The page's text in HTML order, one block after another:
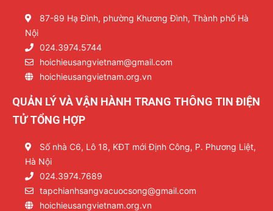
87-89 Hạ Đình, phường Khương Đình, Thành phố Hà
Nội
024.3974.5744
hoichieusangvietnam@gmail.com
hoichieusangvietnam.org.vn
QUẢN LÝ VÀ VẬN HÀNH TRANG THÔNG TIN ĐIỆN
TỬ TỔNG HỢP
Số nhà C6, Lô 18, KĐT mới Định Công, P. Phương Liệt,
Hà Nội
024.3974.7689
tapchianhsangvacuocsong@gmail.com
hoichieusangvietnam.org.vn